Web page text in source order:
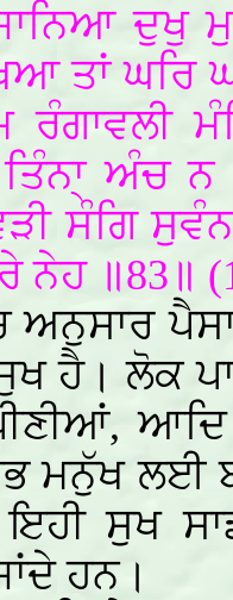
ਤਾਂ ਘਰਿ
ਰੰਗਾਵਲੀ
ਅੰਚ ਨ
ਸੰਗਿ
ਨੇਹ ॥83॥
ਅਨੁਸਾਰ
ਹੈ। ਲੋਕ
ਮਨੁੱਖ ਲਈ
ਇਹੀ ਸੁਖ
ਹਨ।